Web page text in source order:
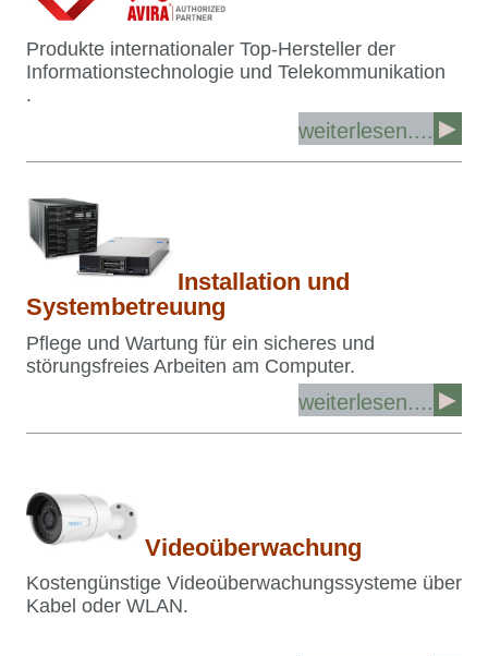
Produkte internationaler Top-Hersteller der
Informationstechnologie und Telekommunikation
.
weiterlesen.... ►
Installation und
Systembetreuung
Pflege und Wartung für ein sicheres und
störungsfreies Arbeiten am Computer.
weiterlesen.... ►
Videoüberwachung
Kostengünstige Videoüberwachungssysteme über
Kabel oder WLAN.